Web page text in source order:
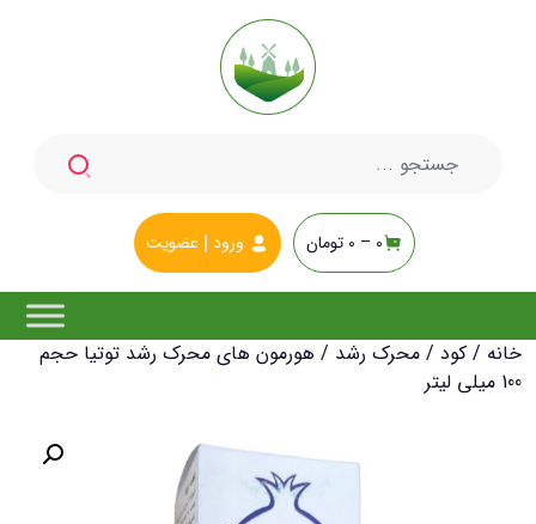
0 –
0 تومان ورود عضویت
خانه / کود / محرک رشد / هورمون های محرک رشد توتیا حجم
100 میلی لیتر